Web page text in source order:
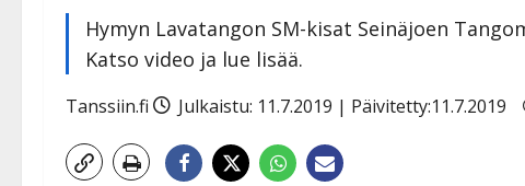
Hymyn Lavatangon SM-kisat Seinäjoen
Katso video ja lue lisää.
Tanssiin.fi Julkaistu: 11.7.2019 | Päivitetty:11.7.2019